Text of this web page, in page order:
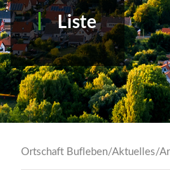
Liste
Ortschaft Bufleben/Aktuelles/